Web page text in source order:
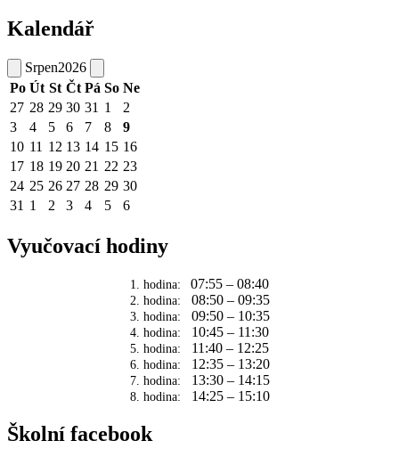
Kalendář
Srpen2026
Po Út St Čt Pá So Ne
27 28 29 30 31 1
2
3
4 5 6 7 8
9
10 11 12 13 14 15 16
17 18 19 20 21 22 23
24 25 26 27 28 29 30
31 1 2 3 4 5 6
Vyučovací hodiny
1. hodina: 07:55 – 08:40
2. hodina: 08:50 – 09:35
3. hodina: 09:50 – 10:35
4. hodina: 10:45 – 11:30
5. hodina: 11:40 – 12:25
6. hodina: 12:35 – 13:20
7. hodina: 13:30 – 14:15
8. hodina: 14:25 – 15:10
Školní facebook